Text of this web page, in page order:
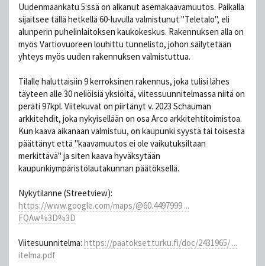
Uudenmaankatu 5:ssä on alkanut asemakaavamuutos. Paikalla
sijaitsee tällä hetkellä 60-luvulla valmistunut "Teletalo", eli
alunperin puhelinlaitoksen kaukokeskus. Rakennuksen alla on
myös Vartiovuoreen louhittu tunnelisto, johon säilytetään
yhteys myös uuden rakennuksen valmistuttua.
Tilalle haluttaisiin 9 kerroksinen rakennus, joka tulisi lähes
täyteen alle 30 neliöisiä yksiöitä, viitessuunnitelmassa niitä on
peräti 97kpl. Viitekuvat on piirtänyt v. 2023 Schauman
arkkitehdit, joka nykyisellään on osa Arco arkkitehtitoimistoa.
Kun kaava aikanaan valmistuu, on kaupunki syystä tai toisesta
päättänyt että "kaavamuutos ei ole vaikutuksiltaan
merkittävä" ja siten kaava hyväksytään
kaupunkiympäristölautakunnan päätöksellä.
Nykytilanne (Streetview):
https://www.google.com/maps/@60.4497999 ...
FQAw%3D%3D
Viitesuunnitelma: https://paatokset.turku.fi/doc/2431965/ ...
itelma.pdf